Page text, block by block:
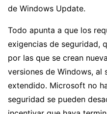
de Windows Update.
Todo apunta a que los
exigencias de seguridad,
por las que se crean
versiones de Windows, al
extendido. Microsoft no
seguridad se pueden